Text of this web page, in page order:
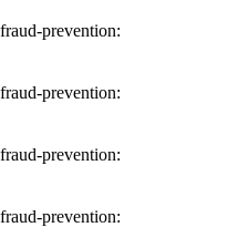
prevention:
prevention:
prevention:
prevention: